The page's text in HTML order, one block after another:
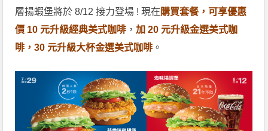
層揚蝦堡將於 8/12 接力登場 ! 現在購買套餐，可享優惠
價 10 元升級經典美式咖啡 ，加 20 元升級金選美式咖
啡，30 元升級大杯金選美式咖啡 。